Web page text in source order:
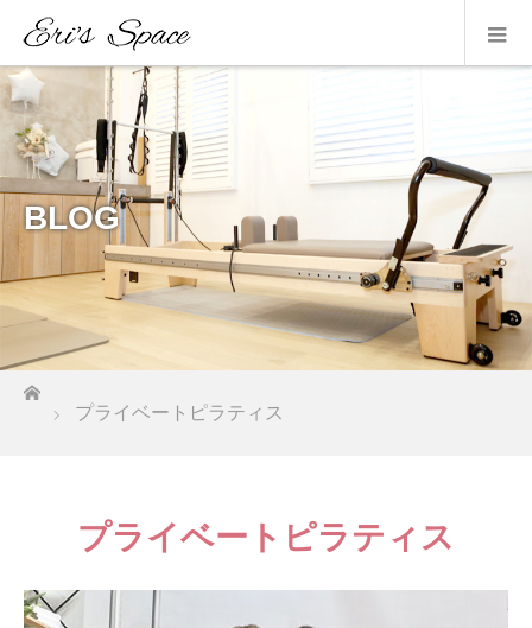
BLOG
ホーム
プライベートピラティス
プライベートピラティス